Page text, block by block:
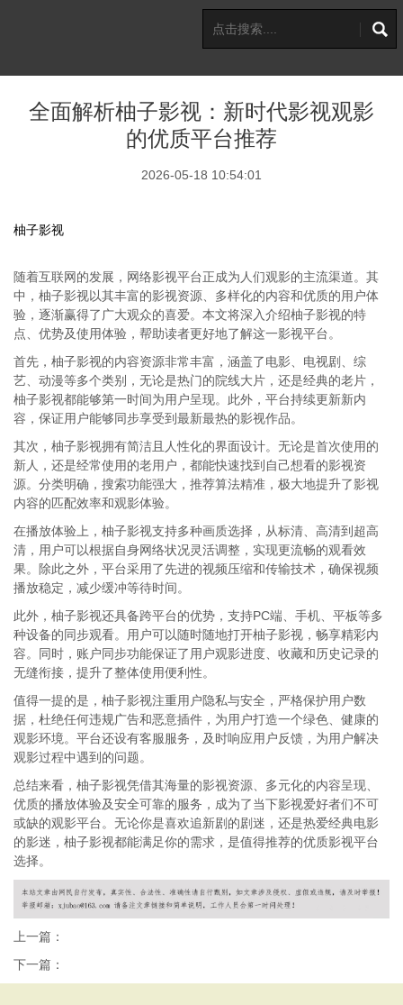
全面解析柚子影视：新时代影视观影
的优质平台推荐
2026-05-18 10:54:01
柚子影视
随着互联网的发展，网络影视平台正成为人们观影的主流渠道。其
中，柚子影视以其丰富的影视资源、多样化的内容和优质的用户体
验，逐渐赢得了广大观众的喜爱。本文将深入介绍柚子影视的特
点、优势及使用体验，帮助读者更好地了解这一影视平台。
首先，柚子影视的内容资源非常丰富，涵盖了电影、电视剧、综
艺、动漫等多个类别，无论是热门的院线大片，还是经典的老片，
柚子影视都能够第一时间为用户呈现。此外，平台持续更新新内
容，保证用户能够同步享受到最新最热的影视作品。
其次，柚子影视拥有简洁且人性化的界面设计。无论是首次使用的
新人，还是经常使用的老用户，都能快速找到自己想看的影视资
源。分类明确，搜索功能强大，推荐算法精准，极大地提升了影视
内容的匹配效率和观影体验。
在播放体验上，柚子影视支持多种画质选择，从标清、高清到超高
清，用户可以根据自身网络状况灵活调整，实现更流畅的观看效
果。除此之外，平台采用了先进的视频压缩和传输技术，确保视频
播放稳定，减少缓冲等待时间。
此外，柚子影视还具备跨平台的优势，支持PC端、手机、平板等多
种设备的同步观看。用户可以随时随地打开柚子影视，畅享精彩内
容。同时，账户同步功能保证了用户观影进度、收藏和历史记录的
无缝衔接，提升了整体使用便利性。
值得一提的是，柚子影视注重用户隐私与安全，严格保护用户数
据，杜绝任何违规广告和恶意插件，为用户打造一个绿色、健康的
观影环境。平台还设有客服服务，及时响应用户反馈，为用户解决
观影过程中遇到的问题。
总结来看，柚子影视凭借其海量的影视资源、多元化的内容呈现、
优质的播放体验及安全可靠的服务，成为了当下影视爱好者们不可
或缺的观影平台。无论你是喜欢追新剧的剧迷，还是热爱经典电影
的影迷，柚子影视都能满足你的需求，是值得推荐的优质影视平台
选择。
上一篇：
下一篇：